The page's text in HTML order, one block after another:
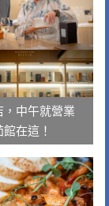
中午就營業
在這！